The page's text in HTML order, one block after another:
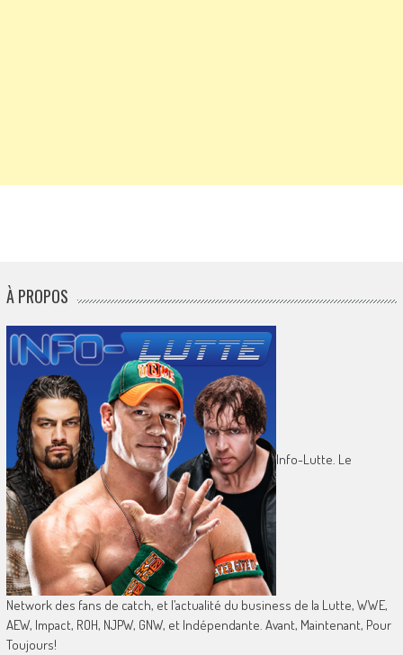
À PROPOS
Info-Lutte. Le
Network des fans de catch, et l’actualité du business de la Lutte, WWE,
AEW, Impact, ROH, NJPW, GNW, et Indépendante. Avant, Maintenant, Pour
Toujours!